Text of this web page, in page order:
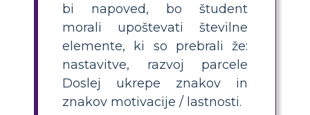
bi napoved, bo študent
morali upoštevati številne
elemente, ki so prebrali že:
nastavitve, razvoj parcele
Doslej ukrepe znakov in
znakov motivacije / lastnosti.